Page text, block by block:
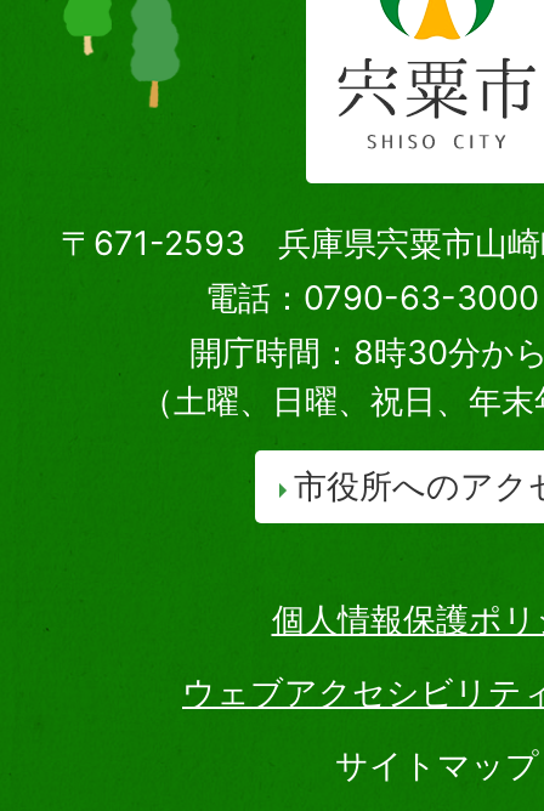
〒671-2593 兵庫県宍粟市山崎
電話：0790-63-3000
開庁時間：8時30分か
（土曜、日曜、祝日、年
市役所へのアク
個人情報保護ポ
ウェブアクセシビリテ
サイトマップ